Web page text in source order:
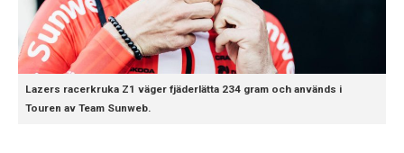
Lazers racerkruka Z1 väger fjäderlätta 234 gram och används i
Touren av Team Sunweb.